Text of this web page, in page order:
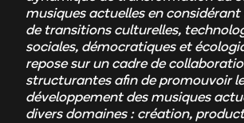
musiques actuelles en considérant
de transitions culturelles,
sociales, démocratiques et
repose sur un cadre de
structurantes afin de promouvoir le
développement des musiques
divers domaines : création,